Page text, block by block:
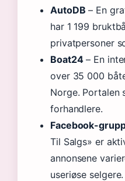
AutoDB – En
har 1 199
privatpersoner
Boat24– En
over 35 000
Norge. Portalen
forhandlere.
Facebook-
Til Salgs» er
annonsene
useriøse selgere.